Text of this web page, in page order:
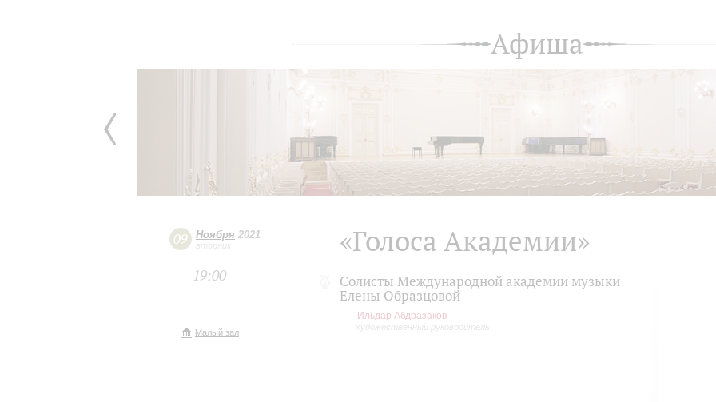
Афиша
09 Ноября 2021
вторник
19:00
Малый зал
«Голоса Академии»
Солисты Международной академии музыки
Елены Образцовой
Ильдар Абдразаков
художественный руководитель